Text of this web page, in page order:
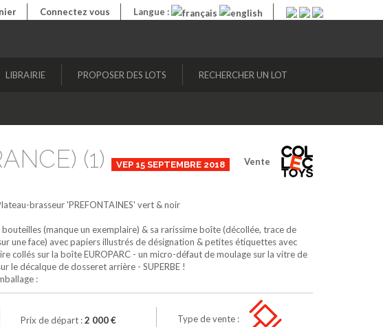
Connectez vous Langue :
LIBRAIRIE PROPOSER DES LOTS RECHERCHER UN LOT
Vente
(1) VEP 15 SEPTEMBRE 2018
brasseur 'PREFONTAINES' vert & noir
(manque un exemplaire) & sa rarissime boîte (décollée, trace de
une face) avec papiers illustrés de désignation & petites étiquettes avec
collés sur la boîte EUROPARC - un micro-défaut de moulage sur la vitre de
le décalque de dosseret arrière - SUPERBE !
:
Prix de départ :2 000 € Type de vente :